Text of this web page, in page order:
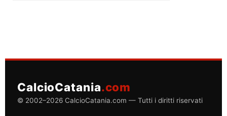
CalcioCatania.com
© 2002–2026 CalcioCatania.com — Tutti i diritti riservati